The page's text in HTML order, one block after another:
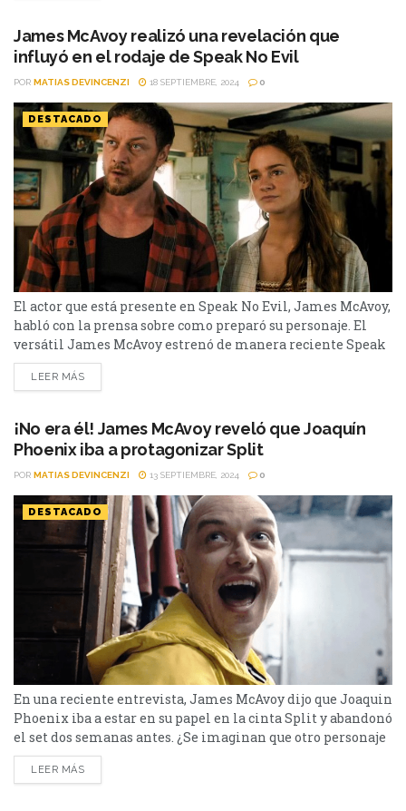
y Crepúsculo, no fue...
James McAvoy realizó una revelación que
influyó en el rodaje de Speak No Evil
POR MATIAS DEVINCENZI 18 SEPTIEMBRE, 2024 0
DESTACADO
El actor que está presente en Speak No Evil, James McAvoy,
habló con la prensa sobre como preparó su personaje. El
versátil James McAvoy estrenó de manera reciente Speak
No Evil. El remake americano que no convenció ni a la
crítica ni al público, por la cual, el actor tomó una decisión
LEER MÁS
¡No era él! James McAvoy reveló que Joaquín
Phoenix iba a protagonizar Split
POR MATIAS DEVINCENZI 13 SEPTIEMBRE, 2024 0
DESTACADO
En una reciente entrevista, James McAvoy dijo que Joaquin
Phoenix iba a estar en su papel en la cinta Split y abandonó
el set dos semanas antes. ¿Se imaginan que otro personaje
esté detrás de la frase “No fui yo, fue Patricia”? Es que
James McAvoy, en Split, se convirtió en uno de los memes
LEER MÁS